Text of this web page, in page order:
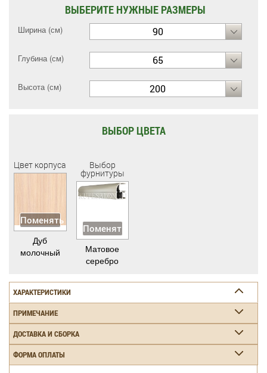
ВЫБЕРИТЕ НУЖНЫЕ РАЗМЕРЫ
Ширина (см) 90
Глубина (см) 65
Высота (см) 200
ВЫБОР ЦВЕТА
Цвет корпуса
Поменять
Дуб
молочный
Выбор
фурнитуры
Поменять
Матовое
серебро
ХАРАКТЕРИСТИКИ
ПРИМЕЧАНИЕ
ДОСТАВКА И СБОРКА
ФОРМА ОПЛАТЫ